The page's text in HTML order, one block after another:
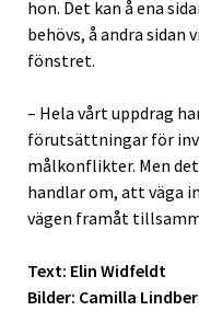
hon. Det kan å ena
behövs, å andra
fönstret.
– Hela vårt uppdrag
förutsättningar för
målkonflikter. Men
handlar om, att väga
vägen framåt
Text: Elin Widfeldt
Bilder: Camilla